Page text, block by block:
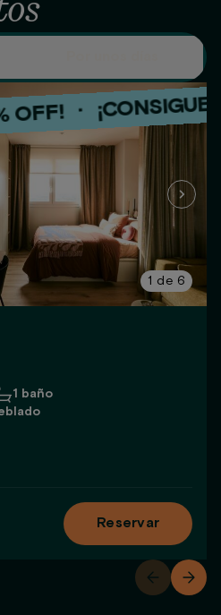
¡CONSIGUE UN
1 de 6
1 baño
Reservar
OFF! ·